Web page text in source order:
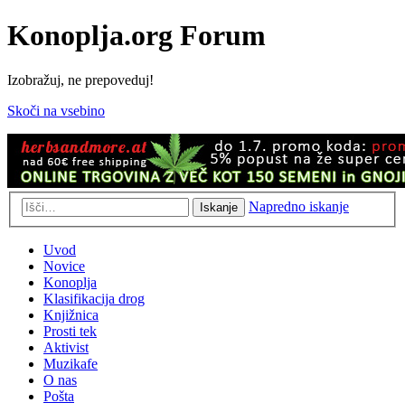
Konoplja.org Forum
Izobražuj, ne prepoveduj!
Skoči na vsebino
Iskanje Napredno iskanje
Uvod
Novice
Konoplja
Klasifikacija drog
Knjižnica
Prosti tek
Aktivist
Muzikafe
O nas
Pošta